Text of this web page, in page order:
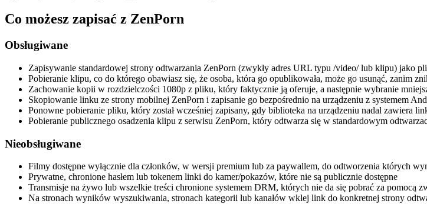
Co możesz zapisać z ZenPorn
Obsługiwane
Zapisywanie standardowej strony odtwarzania ZenPorn (zwykły adres URL typu /video/ lub klipu) jako
Pobieranie klipu, co do którego obawiasz się, że osoba, która go opublikowała, może go usunąć, zanim
Zachowanie kopii w rozdzielczości 1080p z pliku, który faktycznie ją oferuje, a następnie wybranie
Skopiowanie linku ze strony mobilnej ZenPorn i zapisanie go bezpośrednio na urządzeniu z systemem
Ponowne pobieranie pliku, który został wcześniej zapisany, gdy biblioteka na urządzeniu nadal zawiera
Pobieranie publicznego osadzenia klipu z serwisu ZenPorn, który odtwarza się w standardowym
Nieobsługiwane
Filmy dostępne wyłącznie dla członków, w wersji premium lub za paywallem, do odtworzenia których
Prywatne, chronione hasłem lub tokenem linki do kamer/pokazów, które nie są publicznie dostępne
Transmisje na żywo lub wszelkie treści chronione systemem DRM, których nie da się pobrać za pomocą
Na stronach wyników wyszukiwania, stronach kategorii lub kanałów wklej link do konkretnej strony